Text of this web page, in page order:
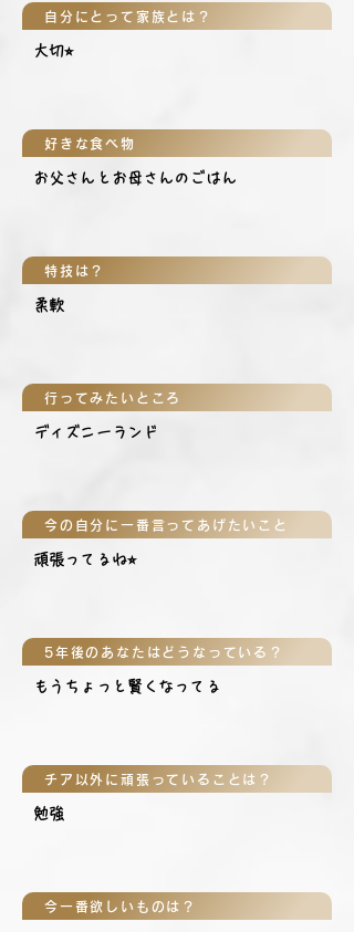
自分にとって家族とは？
大切⭐︎
好きな食べ物
お父さんとお母さんのごはん
特技は？
柔軟
行ってみたいところ
ディズニーランド
今の自分に一番言ってあげたいこと
頑張ってるね⭐︎
5年後のあなたはどうなっている？
もうちょっと賢くなってる
チア以外に頑張っていることは？
勉強
今一番欲しいものは？